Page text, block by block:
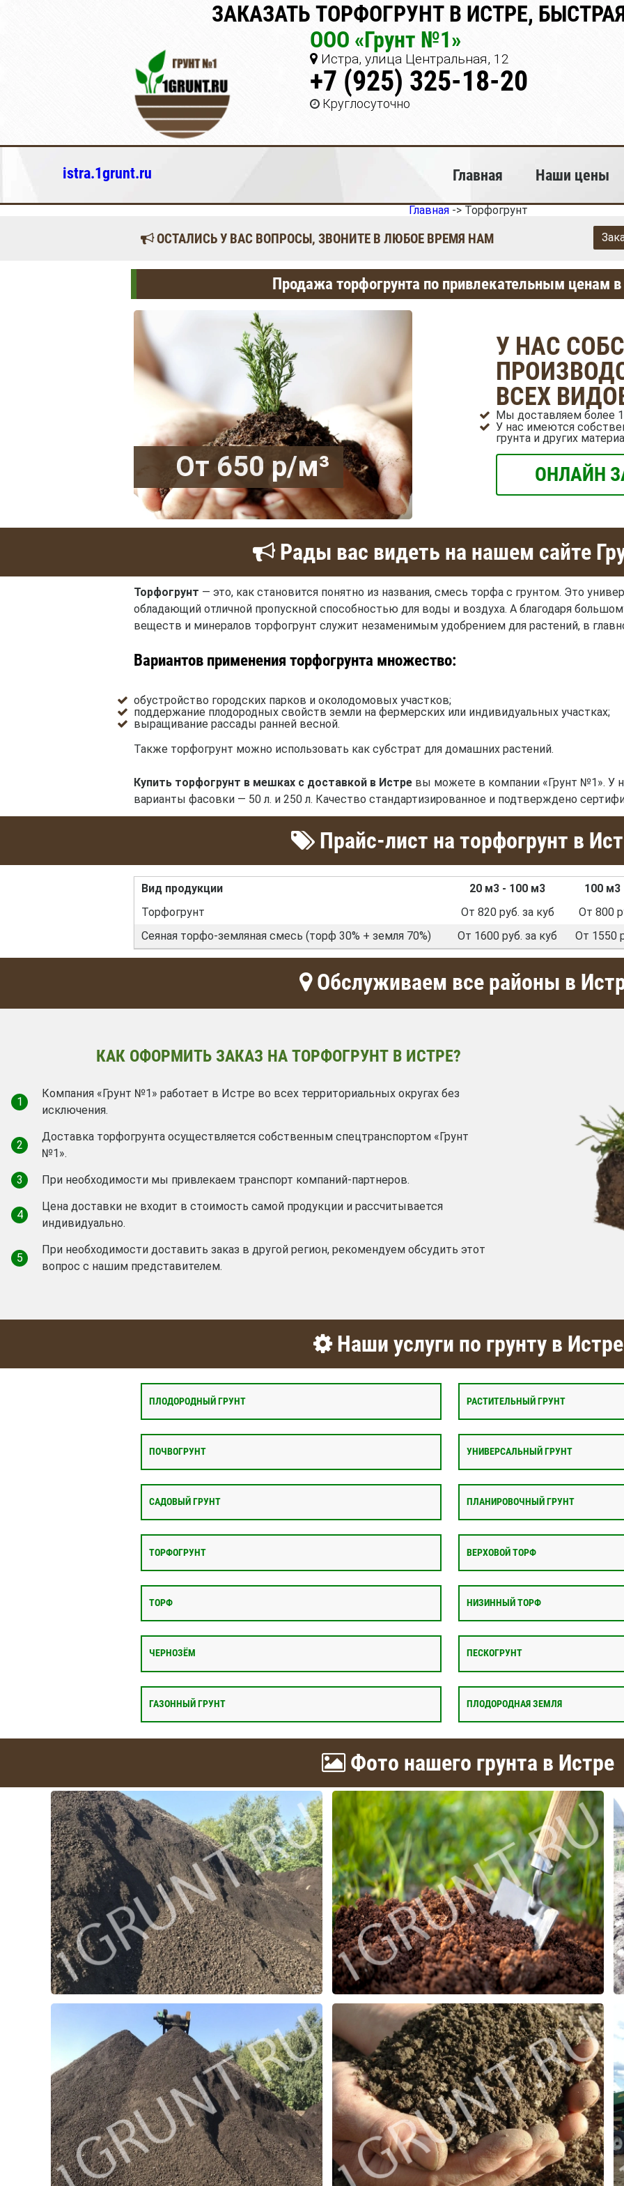
ЗАКАЗАТЬ ТОРФОГРУНТ В ИСТРЕ,
ООО «Грунт №1»
Истра, улица Центральная, 12
+7 (925) 325-18-20
Круглосуточно
istra.1grunt.ru Главная Наши цены
Главная-> Торфогрунт
ОСТАЛИСЬ У ВАС ВОПРОСЫ, ЗВОНИТЕ В ЛЮБОЕ ВРЕМЯ НАМ
Продажа торфогрунта по привлекательным ценам
От 650 р/м³
У НАС
ВСЕХ
Мы доставляем более
У нас имеются
грунта и других
ОНЛАЙН
Рады вас видеть на нашем сайте
Торфогрунт — это, как становится понятно из названия, смесь торфа с грунтом. Это
обладающий отличной пропускной способностью для воды и воздуха. А благодаря
веществ и минералов торфогрунт служит незаменимым удобрением для растений, в
Вариантов применения торфогрунта множество:
обустройство городских парков и околодомовых участков;
поддержание плодородных свойств земли на фермерских или индивидуальных участках;
выращивание рассады ранней весной.
Также торфогрунт можно использовать как субстрат для домашних растений.
Купить торфогрунт в мешках с доставкой в Истре вы можете в компании «Грунт №1». У
варианты фасовки — 50 л. и 250 л. Качество стандартизированное и подтверждено
Прайс-лист на торфогрунт в
Вид продукции 20 м3 - 100 м3
100 м3
Торфогрунт
От 820 руб. за куб
От 800
Сеяная торфо-земляная смесь (торф 30% + земля 70%)
От 1600 руб. за куб От 1550
Обслуживаем все районы в
КАК ОФОРМИТЬ ЗАКАЗ НА ТОРФОГРУНТ В ИСТРЕ?
1
Компания «Грунт №1» работает в Истре во всех территориальных округах без
исключения.
2
Доставка торфогрунта осуществляется собственным спецтранспортом «Грунт
№1».
3
При необходимости мы привлекаем транспорт компаний-партнеров.
4
Цена доставки не входит в стоимость самой продукции и рассчитывается
индивидуально.
5
При необходимости доставить заказ в другой регион, рекомендуем обсудить этот
вопрос с нашим представителем.
Наши услуги по грунту в Истре
ПЛОДОРОДНЫЙ ГРУНТ РАСТИТЕЛЬНЫЙ ГРУНТ
ПОЧВОГРУНТ УНИВЕРСАЛЬНЫЙ ГРУНТ
САДОВЫЙ ГРУНТ ПЛАНИРОВОЧНЫЙ ГРУНТ
ТОРФОГРУНТ ВЕРХОВОЙ ТОРФ
ТОРФ НИЗИННЫЙ ТОРФ
ЧЕРНОЗЁМ ПЕСКОГРУНТ
ГАЗОННЫЙ ГРУНТ ПЛОДОРОДНАЯ ЗЕМЛЯ
Фото нашего грунта в Истре